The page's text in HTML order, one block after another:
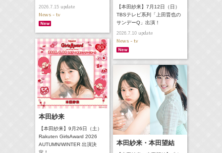
2026.7.15update
News - tv
【本田紗来】7月12日（日）
TBSテレビ系列「上田晋也の
サンデーQ」出演！
2026.7.10update
News - tv
本田紗来
【本田紗来】9月26日（土）
Rakuten GirlsAward 2026
AUTUMN/WINTER 出演決
本田紗来・本田望結